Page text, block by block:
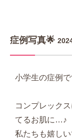
症例写真🌟
小学生の症例で
コンプレック
てるお肌に…♪
私たちも嬉し